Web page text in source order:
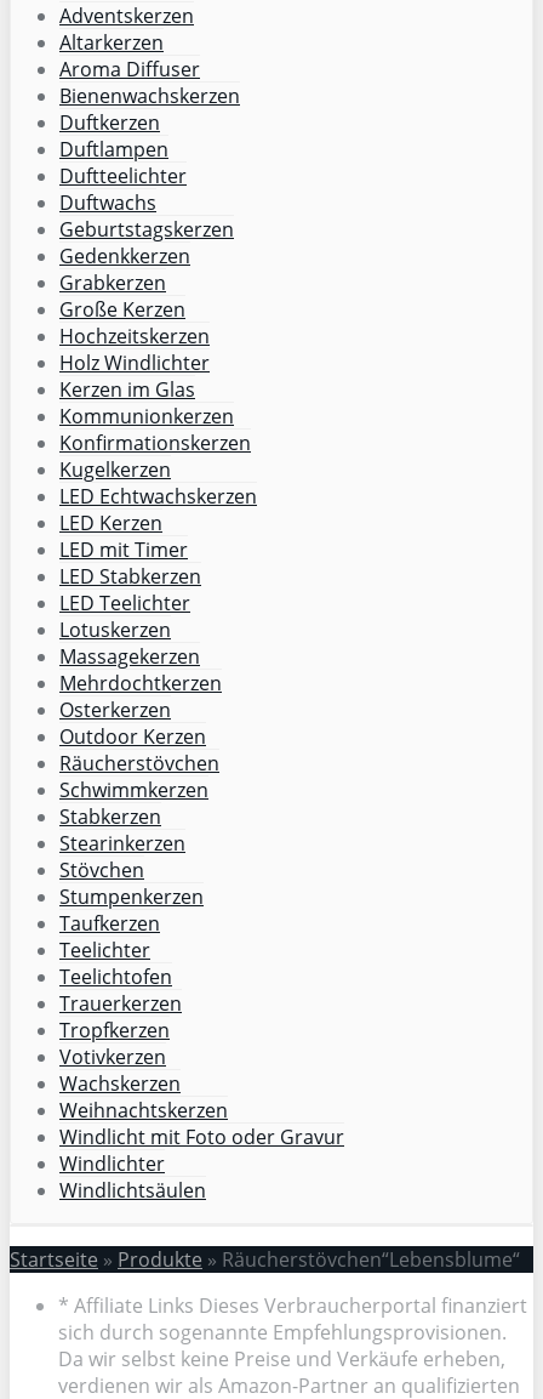
Adventskerzen
Altarkerzen
Aroma Diffuser
Bienenwachskerzen
Duftkerzen
Duftlampen
Duftteelichter
Duftwachs
Geburtstagskerzen
Gedenkkerzen
Grabkerzen
Große Kerzen
Hochzeitskerzen
Holz Windlichter
Kerzen im Glas
Kommunionkerzen
Konfirmationskerzen
Kugelkerzen
LED Echtwachskerzen
LED Kerzen
LED mit Timer
LED Stabkerzen
LED Teelichter
Lotuskerzen
Massagekerzen
Mehrdochtkerzen
Osterkerzen
Outdoor Kerzen
Räucherstövchen
Schwimmkerzen
Stabkerzen
Stearinkerzen
Stövchen
Stumpenkerzen
Taufkerzen
Teelichter
Teelichtofen
Trauerkerzen
Tropfkerzen
Votivkerzen
Wachskerzen
Weihnachtskerzen
Windlicht mit Foto oder Gravur
Windlichter
Windlichtsäulen
Startseite » Produkte » Räucherstövchen“Lebensblume“
* Affiliate Links Dieses Verbraucherportal finanziert
sich durch sogenannte Empfehlungsprovisionen.
Da wir selbst keine Preise und Verkäufe erheben,
verdienen wir als Amazon-Partner an qualifizierten